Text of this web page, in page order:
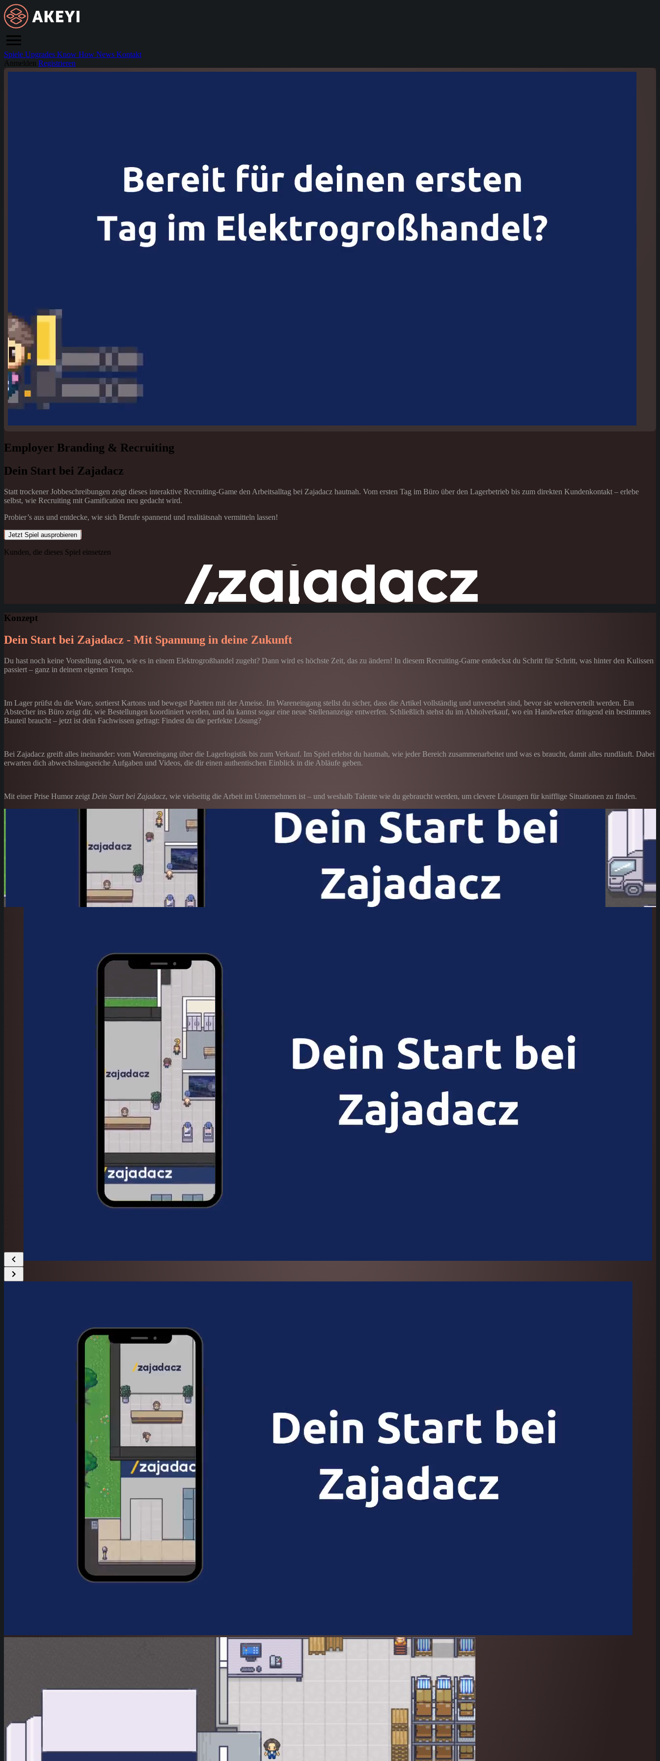
Spiele Upgrades Know How News Kontakt
Anmelden Registrieren
Employer Branding & Recruiting
Dein Start bei Zajadacz
Statt trockener Jobbeschreibungen zeigt dieses interaktive Recruiting-Game den Arbeitsalltag bei Zajadacz hautnah. Vom ersten Tag im Büro über den Lagerbetrieb bis zum direkten Kundenkontakt – erlebe
selbst, wie Recruiting mit Gamification neu gedacht wird.
Probier’s aus und entdecke, wie sich Berufe spannend und realitätsnah vermitteln lassen!
Jetzt Spiel ausprobieren
Kunden, die dieses Spiel einsetzen
Konzept
Dein Start bei Zajadacz - Mit Spannung in deine Zukunft
Du hast noch keine Vorstellung davon, wie es in einem Elektrogroßhandel zugeht? Dann wird es höchste Zeit, das zu ändern! In diesem Recruiting-Game entdeckst du Schritt für Schritt, was hinter den Kulissen
passiert – ganz in deinem eigenen Tempo.
Im Lager prüfst du die Ware, sortierst Kartons und bewegst Paletten mit der Ameise. Im Wareneingang stellst du sicher, dass die Artikel vollständig und unversehrt sind, bevor sie weiterverteilt werden. Ein
Abstecher ins Büro zeigt dir, wie Bestellungen koordiniert werden, und du kannst sogar eine neue Stellenanzeige entwerfen. Schließlich stehst du im Abholverkauf, wo ein Handwerker dringend ein bestimmtes
Bauteil braucht – jetzt ist dein Fachwissen gefragt: Findest du die perfekte Lösung?
Bei Zajadacz greift alles ineinander: vom Wareneingang über die Lagerlogistik bis zum Verkauf. Im Spiel erlebst du hautnah, wie jeder Bereich zusammenarbeitet und was es braucht, damit alles rundläuft. Dabei
erwarten dich abwechslungsreiche Aufgaben und Videos, die dir einen authentischen Einblick in die Abläufe geben.
Mit einer Prise Humor zeigt Dein Start bei Zajadacz, wie vielseitig die Arbeit im Unternehmen ist – und weshalb Talente wie du gebraucht werden, um clevere Lösungen für knifflige Situationen zu finden.